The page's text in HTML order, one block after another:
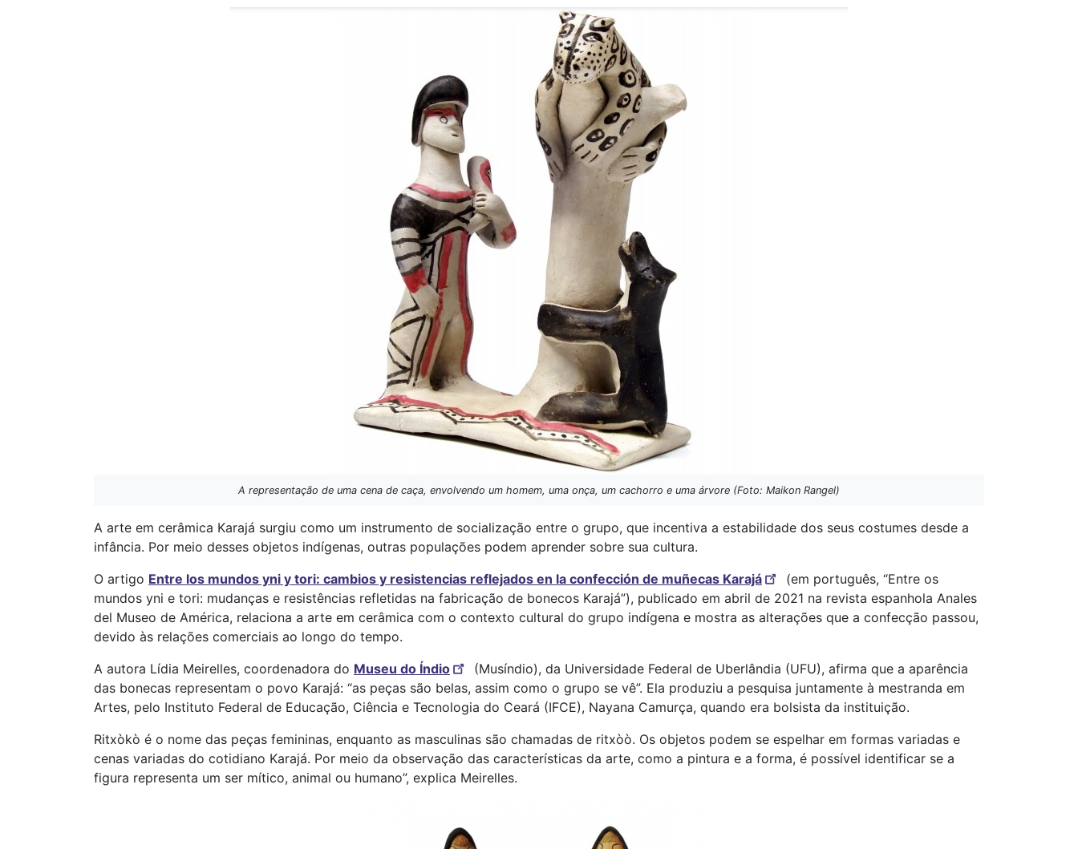
A representação de uma cena de caça, envolvendo um homem, uma onça, um cachorro e uma árvore (Foto: Maikon Rangel)
A arte em cerâmica Karajá surgiu como um instrumento de socialização entre o grupo, que incentiva a estabilidade dos seus costumes desde a
infância. Por meio desses objetos indígenas, outras populações podem aprender sobre sua cultura.
O artigo Entre los mundos yni y tori: cambios y resistencias reflejados en la confección de muñecas Karajá
(em português, “Entre os
mundos yni e tori: mudanças e resistências refletidas na fabricação de bonecos Karajá”), publicado em abril de 2021 na revista espanhola Anales
del Museo de América, relaciona a arte em cerâmica com o contexto cultural do grupo indígena e mostra as alterações que a confecção passou,
devido às relações comerciais ao longo do tempo.
A autora Lídia Meirelles, coordenadora do Museu do Índio
(Musíndio), da Universidade Federal de Uberlândia (UFU), afirma que a aparência
das bonecas representam o povo Karajá: “as peças são belas, assim como o grupo se vê”. Ela produziu a pesquisa juntamente à mestranda em
Artes, pelo Instituto Federal de Educação, Ciência e Tecnologia do Ceará (IFCE), Nayana Camurça, quando era bolsista da instituição.
Ritxòkò é o nome das peças femininas, enquanto as masculinas são chamadas de ritxòò. Os objetos podem se espelhar em formas variadas e
cenas variadas do cotidiano Karajá. Por meio da observação das características da arte, como a pintura e a forma, é possível identificar se a
figura representa um ser mítico, animal ou humano”, explica Meirelles.